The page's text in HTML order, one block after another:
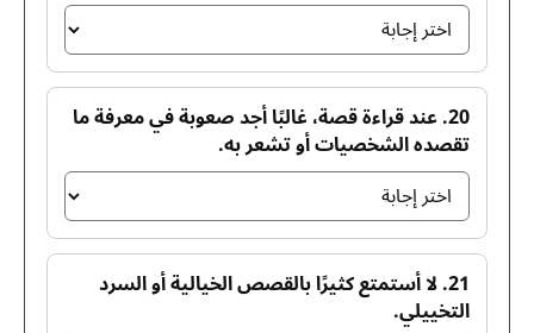
20. عند قراءة قصة، غالبًا أجد صعوبة في معرفة ما
تقصده الشخصيات أو تشعر به.
21. لا أستمتع كثيرًا بالقصص الخيالية أو السرد
التخييلي.